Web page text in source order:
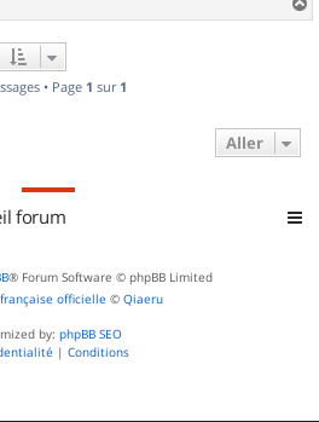
a
• Page 1 sur 1
Aller
forum
® Forum Software © phpBB Limited
officielle © Qiaeru
by: phpBB SEO
| Conditions